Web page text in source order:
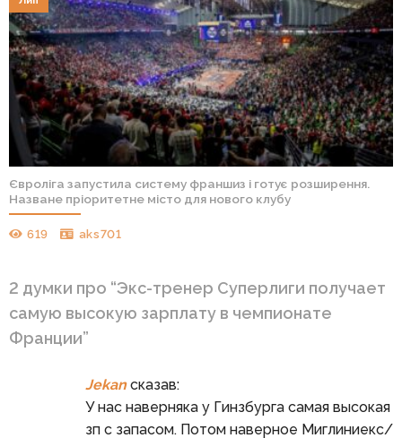
Євроліга запустила систему франшиз і готує розширення.
Назване пріоритетне місто для нового клубу
619 aks701
2 думки про “Экс-тренер Суперлиги получает
самую высокую зарплату в чемпионате
Франции”
Jekan сказав:
У нас наверняка у Гинзбурга самая высокая
зп с запасом. Потом наверное Миглиниекс/